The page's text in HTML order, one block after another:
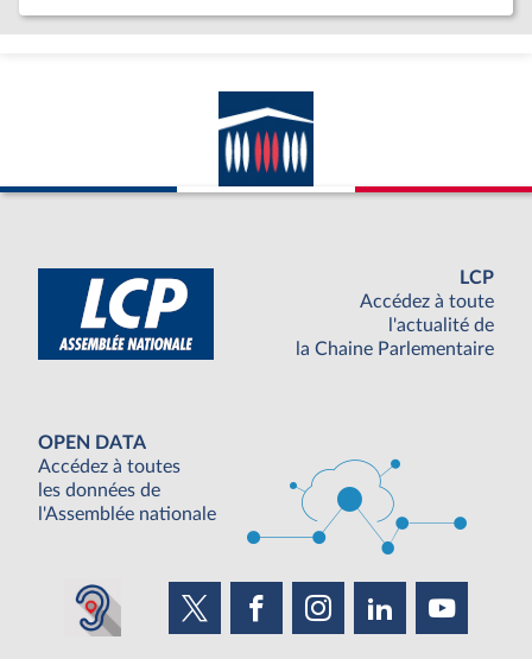
LCP
Accédez à toute
l'actualité de
la Chaine Parlementaire
OPEN DATA
Accédez à toutes
les données de
l'Assemblée nationale